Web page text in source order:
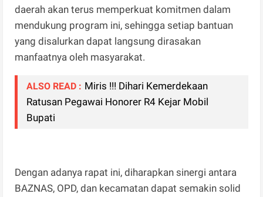
daerah akan terus memperkuat komitmen dalam
mendukung program ini, sehingga setiap bantuan
yang disalurkan dapat langsung dirasakan
manfaatnya oleh masyarakat.
ALSO READ : Miris !!! Dihari Kemerdekaan
Ratusan Pegawai Honorer R4 Kejar Mobil
Bupati
Dengan adanya rapat ini, diharapkan sinergi antara
BAZNAS, OPD, dan kecamatan dapat semakin solid